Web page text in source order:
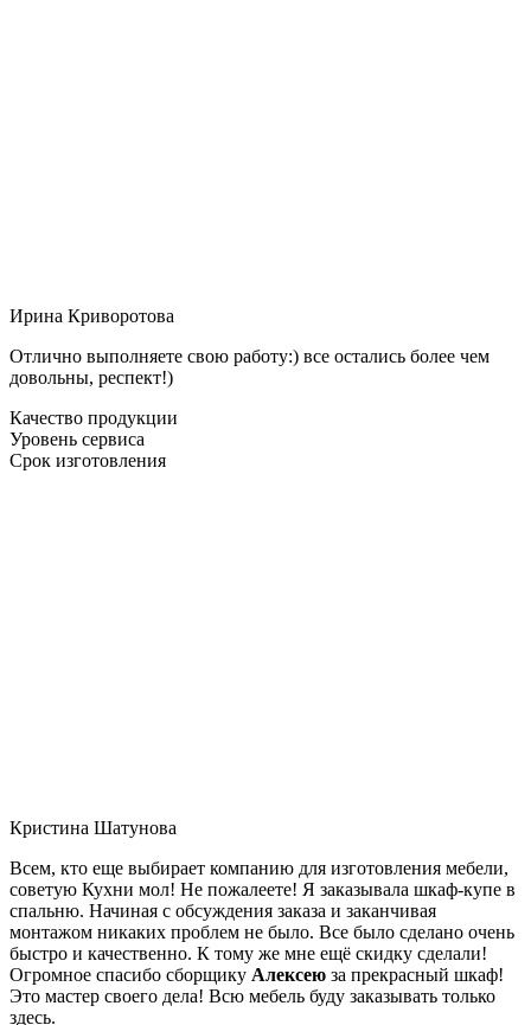
Ирина Криворотова
Отлично выполняете свою работу:) все остались более чем
довольны, респект!)
Качество продукции
Уровень сервиса
Срок изготовления
Кристина Шатунова
Всем, кто еще выбирает компанию для изготовления мебели,
советую Кухни мол! Не пожалеете! Я заказывала шкаф-купе в
спальню. Начиная с обсуждения заказа и заканчивая
монтажом никаких проблем не было. Все было сделано очень
быстро и качественно. К тому же мне ещё скидку сделали!
Огромное спасибо сборщику Алексею за прекрасный шкаф!
Это мастер своего дела! Всю мебель буду заказывать только
здесь.